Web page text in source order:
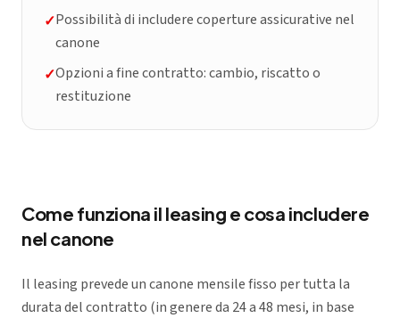
✓Possibilità di includere coperture assicurative nel
canone
✓Opzioni a fine contratto: cambio, riscatto o
restituzione
Come funziona il leasing e cosa includere
nel canone
Il leasing prevede un canone mensile fisso per tutta la
durata del contratto (in genere da 24 a 48 mesi, in base